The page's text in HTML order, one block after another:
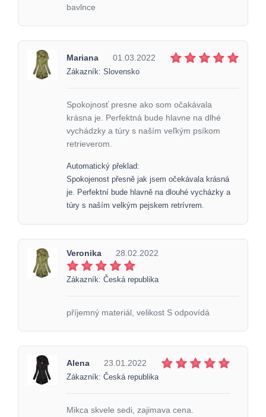
bavlnce
Mariana 01.03.2022
Zákazník: Slovensko
Spokojnosť presne ako som očakávala
krásna je. Perfektná bude hlavne na dlhé
vychádzky a túry s naším veľkým psíkom
retrieverom.
Automatický překlad:
Spokojenost přesně jak jsem očekávala krásná
je. Perfektní bude hlavně na dlouhé vycházky a
túry s naším velkým pejskem retrívrem.
Veronika 28.02.2022
Zákazník: Česká republika
příjemný materiál, velikost S odpovídá
Alena 23.01.2022
Zákazník: Česká republika
Mikca skvele sedi, zajimava cena.